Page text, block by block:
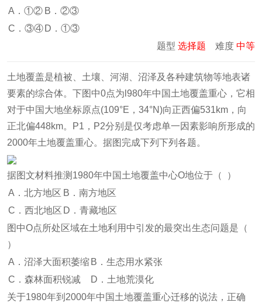
A．①② B．②③
C．③④ D．①③
题型 选择题 难度 中等
土地覆盖是植被、土壤、河湖、沼泽及各种建筑物等地表诸
要素的综合体。下图中0点为l980年中国土地覆盖重心，它相
对于中国大地坐标原点(109°E，34°N)向正西偏531km，向
正北偏448km。P1，P2分别是仅考虑单一因素影响所形成的
2000年土地覆盖重心。据图完成下列下列各题。
据图文材料推测1980年中国土地覆盖中心O地位于（ ）
A．北方地区 B．南方地区
C．西北地区 D．青藏地区
图中O点所处区域在土地利用中引发的最突出生态问题是（
）
A．沼泽大面积萎缩 B．生态用水紧张
C．森林面积锐减
D．土地荒漠化
关于1980年到2000年中国土地覆盖重心迁移的说法，正确